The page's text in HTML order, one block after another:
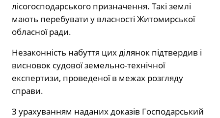
лісогосподарського призначення. Такі землі
мають перебувати у власності Житомирської
обласної ради.
Незаконність набуття цих ділянок підтвердив і
висновок судової земельно-технічної
експертизи, проведеної в межах розгляду
справи.
З урахуванням наданих доказів Господарський